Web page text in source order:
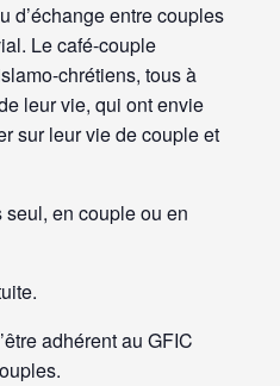
d’échange entre couples
Le café-couple
chrétiens, tous à
leur vie, qui ont envie
sur leur vie de couple et
en couple ou en
adhérent au GFIC